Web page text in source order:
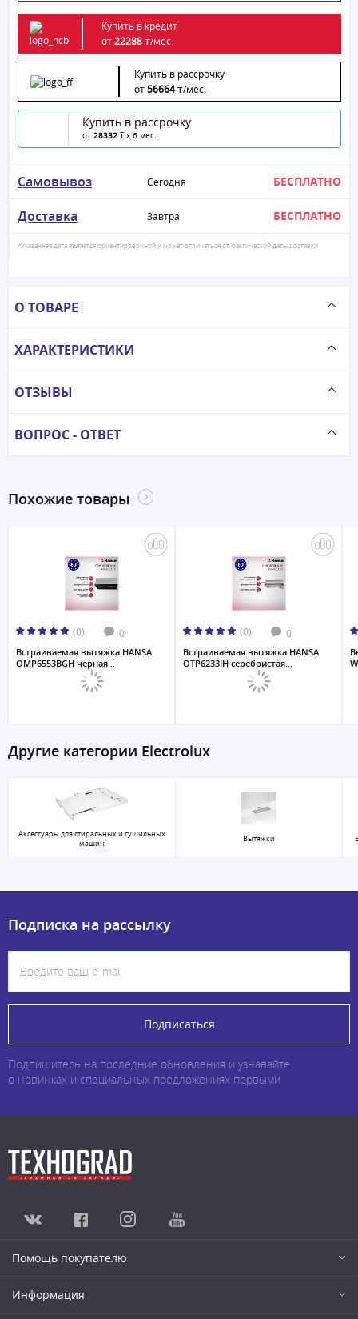
Купить в кредит
от22288₸/мес.
Купить в рассрочку
от56664₸/мес.
Купить в рассрочку
от 28332 ₸ x 6 мес.
Самовывоз Сегодня БЕСПЛАТНО
Доставка Завтра БЕСПЛАТНО
*Указанная дата является ориентировочной и может отличаться от фактической даты доставки
О ТОВАРЕ
ХАРАКТЕРИСТИКИ
ОТЗЫВЫ
ВОПРОС - ОТВЕТ
Похожие товары
(0) 0
Встраиваемая вытяжка HANSA
OMP6553BGH черная...
(0) 0
Встраиваемая вытяжка HANSA
OTP6233IH серебристая...
Другие категории Electrolux
Аксессуары для стиральных и сушильных
машин
Вытяжки
Подписка на рассылку
Подписаться
Подпишитесь на последние обновления и узнавайте
о новинках и специальных предложениях первыми
Помощь покупателю
Информация